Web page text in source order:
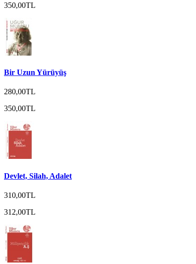
350,00TL
Bir Uzun Yürüyüş
280,00TL
350,00TL
Devlet, Silah, Adalet
310,00TL
312,00TL